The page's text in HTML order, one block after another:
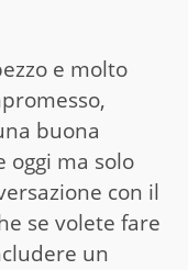
e molto
buona
oggi ma solo
con il
se volete fare
un